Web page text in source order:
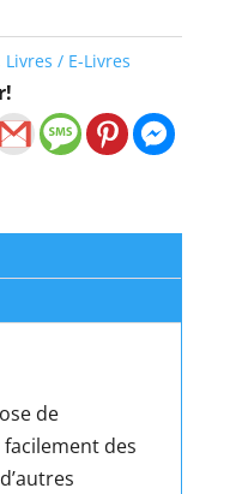
Livres / E-Livres
de
des